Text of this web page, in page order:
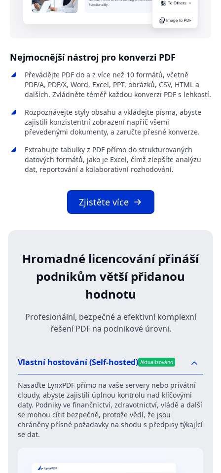
Nejmocnější nástroj pro konverzi PDF
Převádějte PDF do a z více než 10 formátů, včetně
PDF/A, PDF/X, Word, Excel, PPT, obrázků, CSV, HTML a
dalších. Zvládněte téměř každou konverzi PDF s lehkostí.
Rozpoznávejte styly obsahu a vkládejte písma, abyste
zajistili konzistentní zobrazení napříč všemi
převedenými dokumenty, a zaručte přesné konverze.
Extrahujte tabulky z PDF přímo do strukturovaných
datových formátů, jako je Excel, čímž zlepšíte analýzu
dat, reportování a kolaborativní rozhodování.
Zjistěte více
Hromadné licencování přináší
podnikům větší přidanou
hodnotu
Profesionální, bezpečné a efektivní komplexní
řešení PDF na podnikové úrovni.
Vlastní hostování (Self-hosted) Aktualizováno
Nasaďte LynxPDF přímo na vaše servery nebo privátní
cloudy, abyste zajistili úplnou kontrolu nad klíčovými
daty. Podniky ve finančnictví, zdravotnictví, vládě a další
se mohou cítit bezpečně, protože vědí, že jsou
chráněny přísné požadavky na shodu s předpisy týkající
se dat.